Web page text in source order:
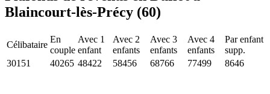
Blaincourt-lès-Précy (60)
Célibataire
En
couple
Avec 1
enfant
Avec 2
enfants
Avec 3
enfants
Avec 4
enfants
Par enfant
supp.
30151
40265 48422 58456 68766 77499 8646